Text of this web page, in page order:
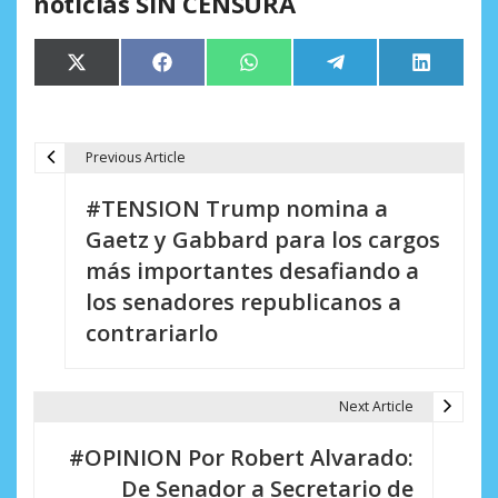
Compartir
en
X
(Twitter)
Compartir
en
Facebook Compartir
en
WhatsApp Compartir
en
Telegram
en
LinkedIn
Previous Article
#TENSION Trump nomina a
Gaetz y Gabbard para los cargos
más importantes desafiando a
los senadores republicanos a
contrariarlo
Next Article
#OPINION Por Robert Alvarado:
De Senador a Secretario de